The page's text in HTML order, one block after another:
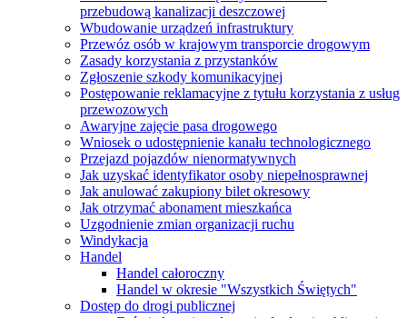
przebudową kanalizacji deszczowej
Wbudowanie urządzeń infrastruktury
Przewóz osób w krajowym transporcie drogowym
Zasady korzystania z przystanków
Zgłoszenie szkody komunikacyjnej
Postępowanie reklamacyjne z tytułu korzystania z usług
przewozowych
Awaryjne zajęcie pasa drogowego
Wniosek o udostępnienie kanału technologicznego
Przejazd pojazdów nienormatywnych
Jak uzyskać identyfikator osoby niepełnosprawnej
Jak anulować zakupiony bilet okresowy
Jak otrzymać abonament mieszkańca
Uzgodnienie zmian organizacji ruchu
Windykacja
Handel
Handel całoroczny
Handel w okresie "Wszystkich Świętych"
Dostęp do drogi publicznej